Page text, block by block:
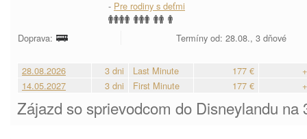
- Pre rodiny s deťmi
Doprava: Termíny od: 28.08., 3 dňové
28.08.2026 3 dni Last Minute 177 €
14.05.2027
3 dni First Minute 177 €
Zájazd so sprievodcom do Disneylandu na